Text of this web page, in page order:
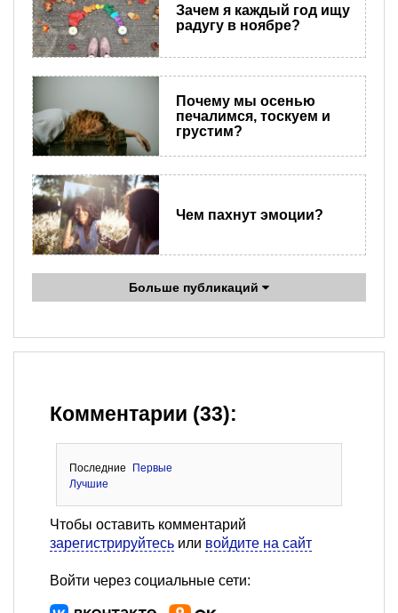
Зачем я каждый год ищу
радугу в ноябре?
Почему мы осенью
печалимся, тоскуем и
грустим?
Чем пахнут эмоции?
Больше публикаций
Комментарии (33):
Последние
Первые
Лучшие
Чтобы оставить комментарий
зарегистрируйтесь или войдите на сайт
Войти через социальные сети: